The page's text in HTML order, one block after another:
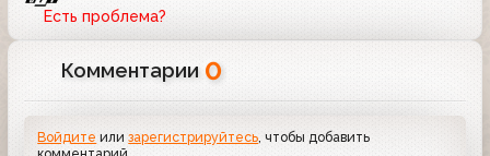
Есть проблема?
Комментарии 0
Войдите илизарегистрируйтесь , чтобы добавить